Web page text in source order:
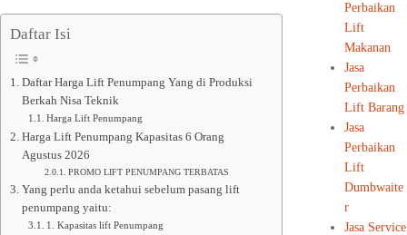
Daftar Isi
Daftar Harga Lift Penumpang Yang di Produksi
Berkah Nisa Teknik
Harga Lift Penumpang
Harga Lift Penumpang Kapasitas 6 Orang
Agustus 2026
PROMO LIFT PENUMPANG TERBATAS
Yang perlu anda ketahui sebelum pasang lift
penumpang yaitu:
1. Kapasitas lift Penumpang
Perbaikan
Lift
Makanan
Jasa
Perbaikan
Lift Barang
Jasa
Perbaikan
Lift
Dumbwaite
r
Jasa Service